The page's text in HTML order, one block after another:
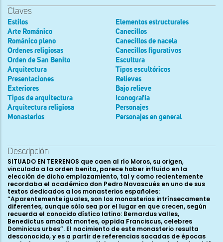
Claves
Estilos
Arte Románico
Románico pleno
Ordenes religiosas
Orden de San Benito
Arquitectura
Presentaciones
Exteriores
Tipos de arquitectura
Arquitectura religiosa
Monasterios
Elementos estructurales
Canecillos
Canecillos de nacela
Canecillos figurativos
Escultura
Tipos escultóricos
Relieves
Bajo relieve
Iconografía
Personajes
Personajes en general
Descripción
SITUADO EN TERRENOS que caen al río Moros, su origen,
vinculado a la orden benita, parece haber influido en la
elección de dicho emplazamiento, tal y como recientemente
recordaba el académico don Pedro Navascués en uno de sus
textos dedicados a los monasterios españoles:
“Aparentemente iguales, son los monasterios intrínsecamente
diferentes, aunque sólo sea por el lugar en que crecen, según
recuerda el conocido dístico latino: Bernardus valles,
Benedictus amabat montes, oppida Franciscus, celebres
Dominicus urbes”. El nacimiento de este monasterio resulta
desconocido, y es a partir de referencias sacadas de épocas